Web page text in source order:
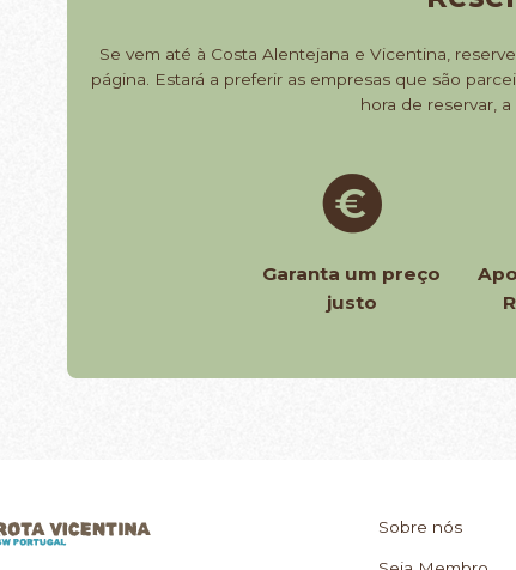
Se vem até à Costa Alentejana e Vicentina,
página. Estará a preferir as empresas que são
hora de reservar,
Garanta um preço
justo
Sobre nós